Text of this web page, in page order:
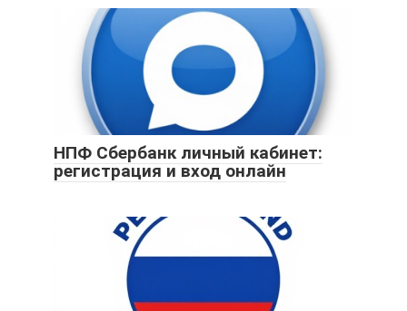
НПФ Сбербанк личный кабинет:
регистрация и вход онлайн